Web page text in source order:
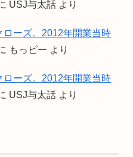
USJ与太話 より
ーズ。2012年開業当時
もっピー より
ーズ。2012年開業当時
USJ与太話 より